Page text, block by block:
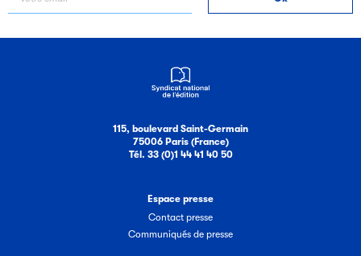
115, boulevard Saint-Germain
75006 Paris (France)
Tél. 33 (0)1 44 41 40 50
Espace presse
Contact presse
Communiqués de presse